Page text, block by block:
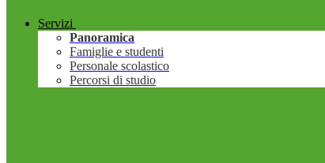
Servizi
Panoramica
Famiglie e studenti
Personale scolastico
Percorsi di studio